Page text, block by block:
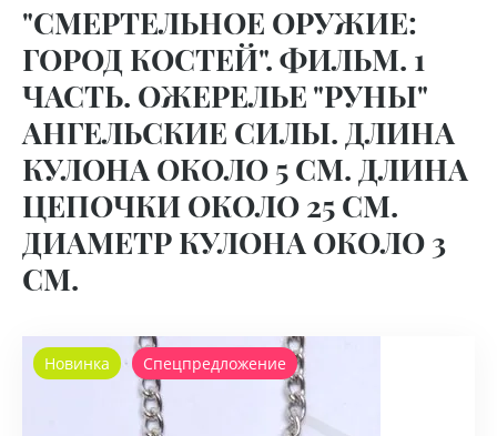
"СМЕРТЕЛЬНОЕ ОРУЖИЕ:
ГОРОД КОСТЕЙ". ФИЛЬМ. 1
ЧАСТЬ. ОЖЕРЕЛЬЕ "РУНЫ"
АНГЕЛЬСКИЕ СИЛЫ. ДЛИНА
КУЛОНА ОКОЛО 5 СМ. ДЛИНА
ЦЕПОЧКИ ОКОЛО 25 СМ.
ДИАМЕТР КУЛОНА ОКОЛО 3
СМ.
Новинка Спецпредложение